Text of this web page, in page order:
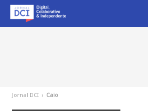
Jornal DCI › Caio